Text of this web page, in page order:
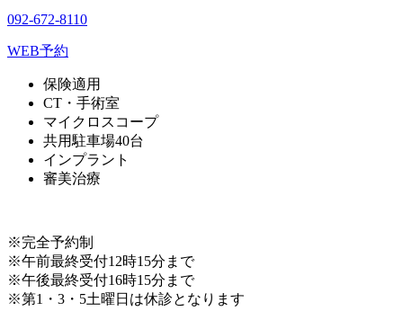
092-672-8110
WEB予約
保険適用
CT・手術室
マイクロスコープ
共用駐車場40台
インプラント
審美治療
※完全予約制
※午前最終受付12時15分まで
※午後最終受付16時15分まで
※第1・3・5土曜日は休診となります